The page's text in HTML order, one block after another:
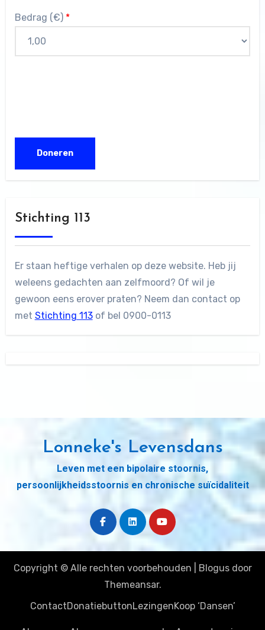
Bedrag (€) *
Stichting 113
Er staan heftige verhalen op deze website. Heb jij
weleens gedachten aan zelfmoord? Of wil je
gewoon eens erover praten? Neem dan contact op
met Stichting 113of bel 0900-0113
Lonneke's Levensdans
Leven met een bipolaire stoornis,
persoonlijkheidsstoornis en chronische suïcidaliteit
Copyright © Alle rechten voorbehouden Blogusdoor
Themeansar.
ContactDonatiebuttonLezingenKoop ‘Dansen’